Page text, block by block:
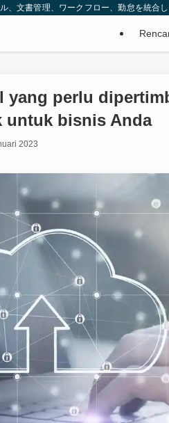
、文書管理、ワークフロー、勤怠を統合
yang perlu
untuk bisnis Anda
2023